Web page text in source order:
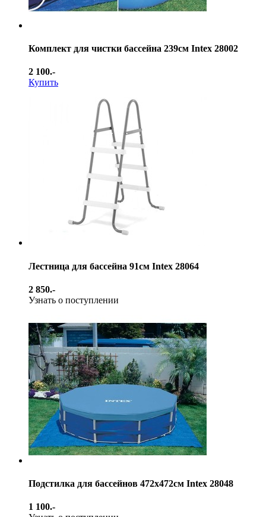
Комплект для чистки бассейна 239см Intex 28002
2 100.-
Купить
Лестница для бассейна 91см Intex 28064
2 850.-
Узнать о поступлении
Подстилка для бассейнов 472х472см Intex 28048
1 100.-